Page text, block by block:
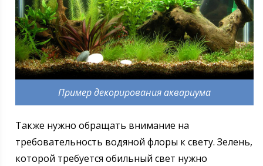
Пример декорирования аквариума
Также нужно обращать внимание на
требовательность водяной флоры к свету. Зелень,
которой требуется обильный свет нужно